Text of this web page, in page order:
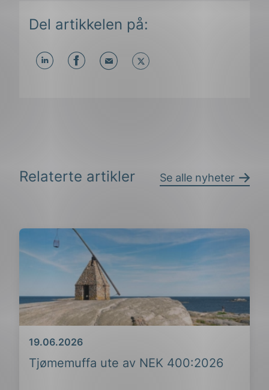
Del artikkelen på:
Relaterte artikler Se alle nyheter
Tjømemuffa ute av NEK 400:2026
Dato
19.06.2026